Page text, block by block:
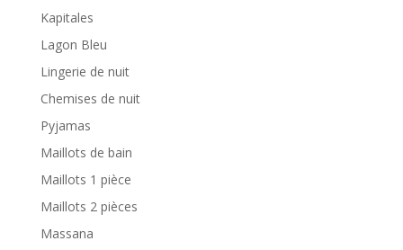
Kapitales
Lagon Bleu
Lingerie de nuit
Chemises de nuit
Pyjamas
Maillots de bain
Maillots 1 pièce
Maillots 2 pièces
Massana